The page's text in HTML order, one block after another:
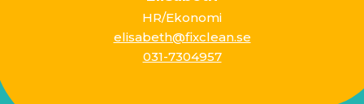
HR/Ekonomi
elisabeth@fixclean.se
031-7304957